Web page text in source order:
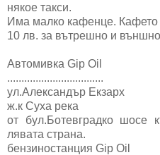
някое такси.
Има малко кафенце. Кафето
10 лв. за вътрешно и
Автомивка Gip Oil
..................................
ул.Александър Екзарх
ж.к Суха река
от бул.Ботевградко
лявата страна.
бензиностанция Gip Oil